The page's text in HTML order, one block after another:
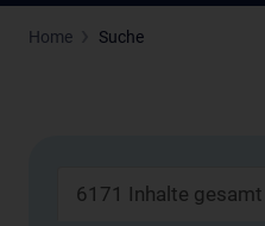
Home Suche
6171 Inhalte gesamt